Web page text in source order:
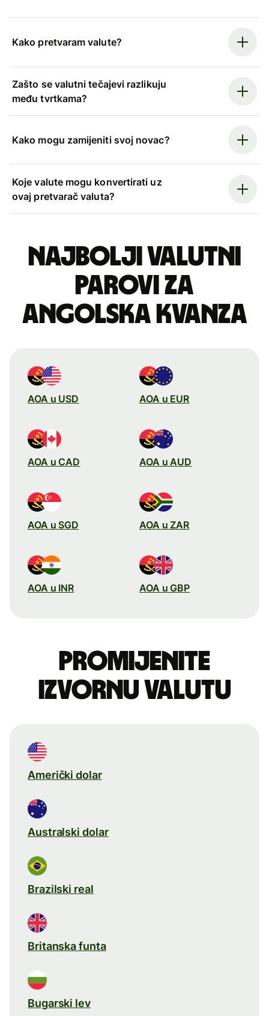
Kako pretvaram valute?
Zašto se valutni tečajevi razlikuju
među tvrtkama?
Kako mogu zamijeniti svoj novac?
Koje valute mogu konvertirati uz
ovaj pretvarač valuta?
Najbolji valutni
parovi za
angolska kvanza
AOA u USD AOA u EUR
AOA u CAD AOA u AUD
AOA u SGD AOA u ZAR
AOA u INR AOA u GBP
Promijenite
izvornu valutu
Američki dolar
Australski dolar
Brazilski real
Britanska funta
Bugarski lev